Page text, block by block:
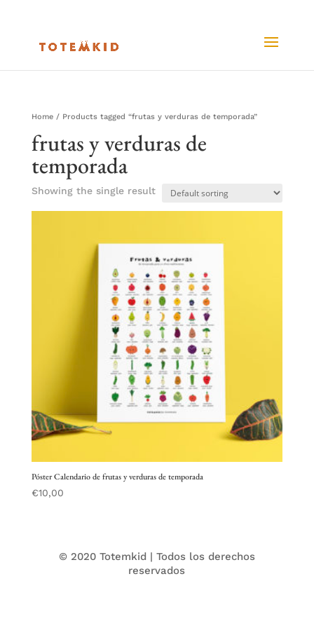
Home/ Products tagged “frutas y verduras de temporada”
frutas y verduras de
temporada
Showing the single result
Póster Calendario de frutas y verduras de temporada
€10,00
© 2020 Totemkid | Todos los derechos
reservados